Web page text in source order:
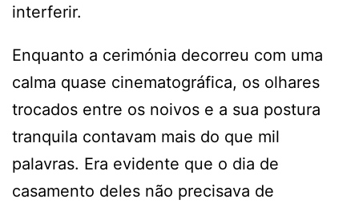
interferir.
Enquanto a cerimónia decorreu com uma
calma quase cinematográfica, os olhares
trocados entre os noivos e a sua postura
tranquila contavam mais do que mil
palavras. Era evidente que o dia de
casamento deles não precisava de